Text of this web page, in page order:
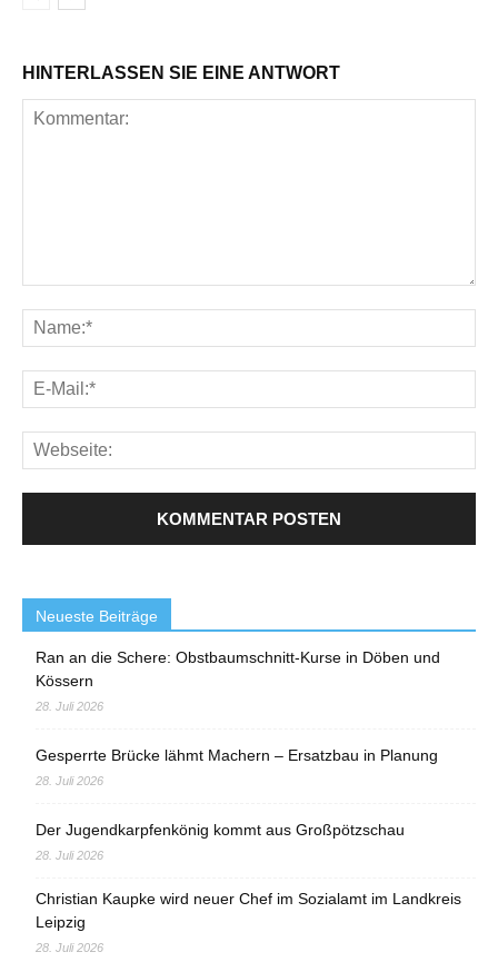
HINTERLASSEN SIE EINE ANTWORT
Neueste Beiträge
Ran an die Schere: Obstbaumschnitt-Kurse in Döben und
Kössern
28. Juli 2026
Gesperrte Brücke lähmt Machern – Ersatzbau in Planung
28. Juli 2026
Der Jugendkarpfenkönig kommt aus Großpötzschau
28. Juli 2026
Christian Kaupke wird neuer Chef im Sozialamt im Landkreis
Leipzig
28. Juli 2026